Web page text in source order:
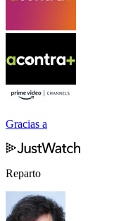
Gracias a
Reparto